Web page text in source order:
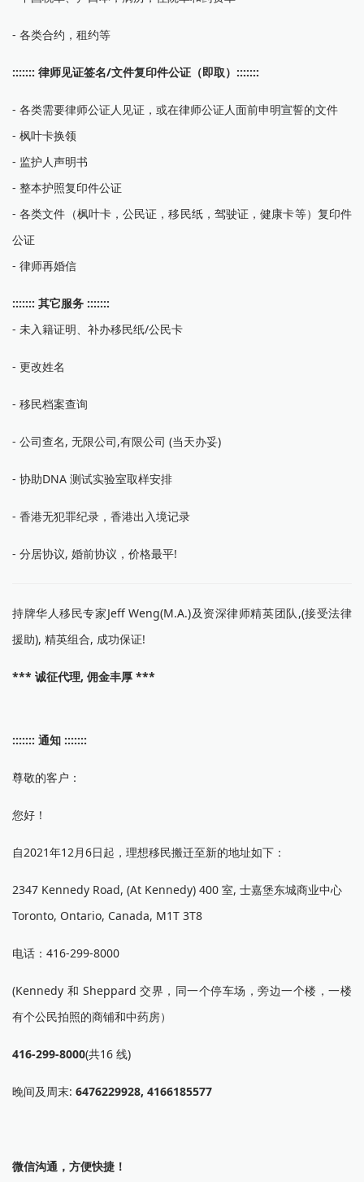
- 各类合约，租约等
::::::: 律师见证签名/文件复印件公证（即取）:::::::
- 各类需要律师公证人见证，或在律师公证人面前申明宣誓的文件
- 枫叶卡换领
- 监护人声明书
- 整本护照复印件公证
- 各类文件（枫叶卡，公民证，移民纸，驾驶证，健康卡等）复印件
公证
- 律师再婚信
::::::: 其它服务 :::::::
- 未入籍证明、补办移民纸/公民卡
- 更改姓名
- 移民档案查询
- 公司查名, 无限公司,有限公司 (当天办妥)
- 协助DNA 测试实验室取样安排
- 香港无犯罪纪录，香港出入境记录
- 分居协议, 婚前协议，价格最平!
持牌华人移民专家Jeff Weng(M.A.)及资深律师精英团队,(接受法律
援助), 精英组合, 成功保证!
*** 诚征代理, 佣金丰厚 ***
::::::: 通知 :::::::
尊敬的客户：
您好！
自2021年12月6日起，理想移民搬迁至新的地址如下：
2347 Kennedy Road, (At Kennedy) 400 室, 士嘉堡东城商业中心
Toronto, Ontario, Canada, M1T 3T8
电话：416-299-8000
(Kennedy 和 Sheppard 交界，同一个停车场，旁边一个楼，一楼
有个公民拍照的商铺和中药房）
416-299-8000(共16 线)
晚间及周末: 6476229928, 4166185577
微信沟通，方便快捷！